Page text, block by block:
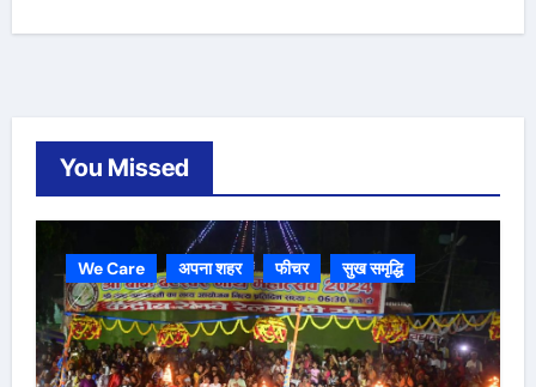
You Missed
We Care अपना शहर फीचर सुख समृद्धि